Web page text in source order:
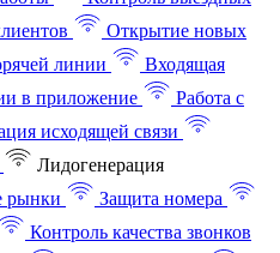
Открытие новых
линии
Входящая
в приложение
Работа с
исходящей связи
Лидогенерация
рынки
Защита номера
Контроль качества звонков